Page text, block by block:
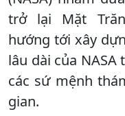
trở lại Mặt
hướng tới xây
lâu dài của NASA
các sứ mệnh
gian.